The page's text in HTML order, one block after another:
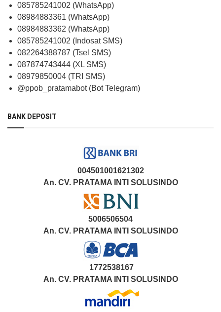
085785241002 (WhatsApp)
08984883361 (WhatsApp)
08984883362 (WhatsApp)
085785241002 (Indosat SMS)
082264388787 (Tsel SMS)
087874743444 (XL SMS)
08979850004 (TRI SMS)
@ppob_pratamabot (Bot Telegram)
BANK DEPOSIT
004501001621302
An. CV. PRATAMA INTI SOLUSINDO
5006506504
An. CV. PRATAMA INTI SOLUSINDO
1772538167
An. CV. PRATAMA INTI SOLUSINDO